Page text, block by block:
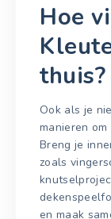
Hoe
thuis?
Ook als je
manieren
Breng je
zoals
en maak